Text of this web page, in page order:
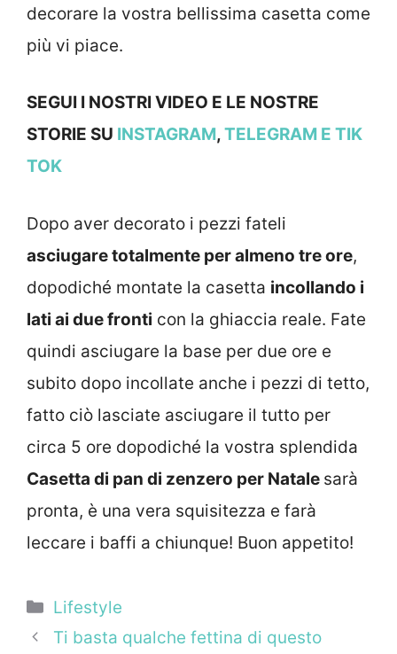
decorare la vostra bellissima casetta come
più vi piace.
SEGUI I NOSTRI VIDEO E LE NOSTRE
STORIE SU INSTAGRAM,TELEGRAM E TIK
TOK
Dopo aver decorato i pezzi fateli
asciugare totalmente per almeno tre ore,
dopodiché montate la casetta incollando i
lati ai due fronti con la ghiaccia reale. Fate
quindi asciugare la base per due ore e
subito dopo incollate anche i pezzi di tetto,
fatto ciò lasciate asciugare il tutto per
circa 5 ore dopodiché la vostra splendida
Casetta di pan di zenzero per Natale sarà
pronta, è una vera squisitezza e farà
leccare i baffi a chiunque! Buon appetito!
Categorie
Lifestyle
Ti basta qualche fettina di questo